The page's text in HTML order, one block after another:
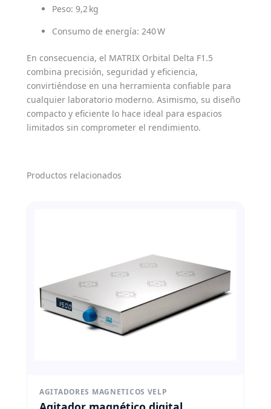
Peso: 9,2 kg
Consumo de energía: 240 W
En consecuencia, el MATRIX Orbital Delta F1.5
combina precisión, seguridad y eficiencia,
convirtiéndose en una herramienta confiable para
cualquier laboratorio moderno. Asimismo, su diseño
compacto y eficiente lo hace ideal para espacios
limitados sin comprometer el rendimiento.
Productos relacionados
AGITADORES MAGNETICOS VELP